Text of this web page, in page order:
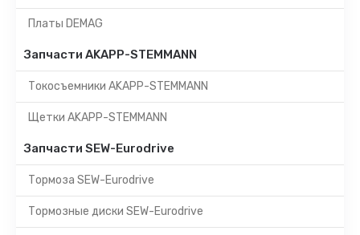
Платы DEMAG
Запчасти AKAPP-STEMMANN
Токосъемники AKAPP-STEMMANN
Щетки AKAPP-STEMMANN
Запчасти SEW-Eurodrive
Тормоза SEW-Eurodrive
Тормозные диски SEW-Eurodrive